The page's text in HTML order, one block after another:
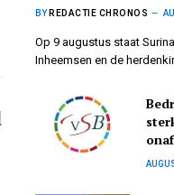
BY REDACTIE CHRONOS
Op 9 augustus staat
Inheemsen en de